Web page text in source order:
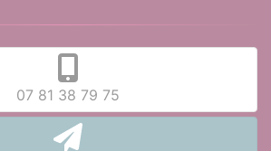
07 81 38 79 75